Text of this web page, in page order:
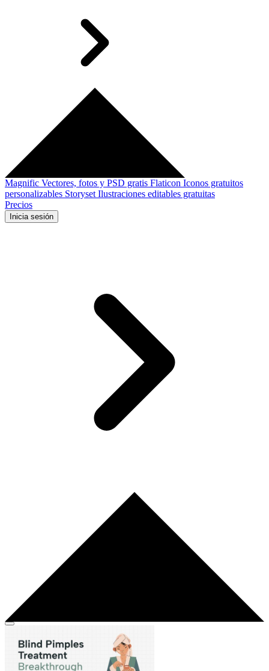
Magnific Vectores, fotos y PSD gratis Flaticon Iconos gratuitos
personalizables Storyset Ilustraciones editables gratuitas
Precios
Inicia sesión